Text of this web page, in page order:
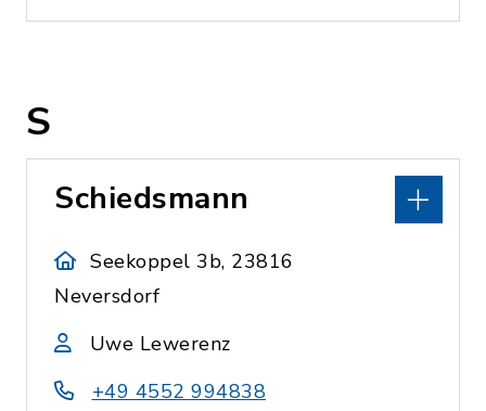
S
Schiedsmann
Seekoppel 3b, 23816
Neversdorf
Uwe Lewerenz
+49 4552 994838